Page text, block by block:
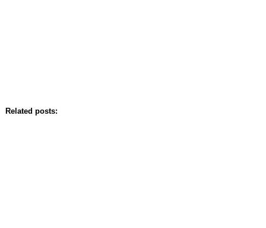
Related posts: